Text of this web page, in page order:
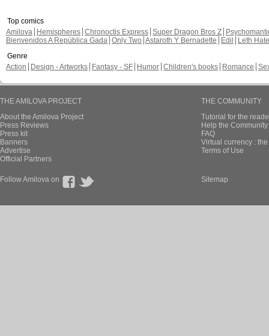
Top comics
Amilova
Hemispheres Chronoctis Express Super Dragon Bros Z
Bienvenidos A República Gada Only Two Astaroth Y Bernadette Edil
Leth Hate
Genre
Action
Design - Artworks Fantasy - SF Humor Children's books Romance
THE AMILOVA PROJECT
About the Amilova Project
Press Reviews
Press kit
Banners
Advertise
Official Partners
THE COMMUNITY
Tutorial for the
Help the
FAQ
Virtual currency :
Terms of Use
Follow Amilova on Sitemap